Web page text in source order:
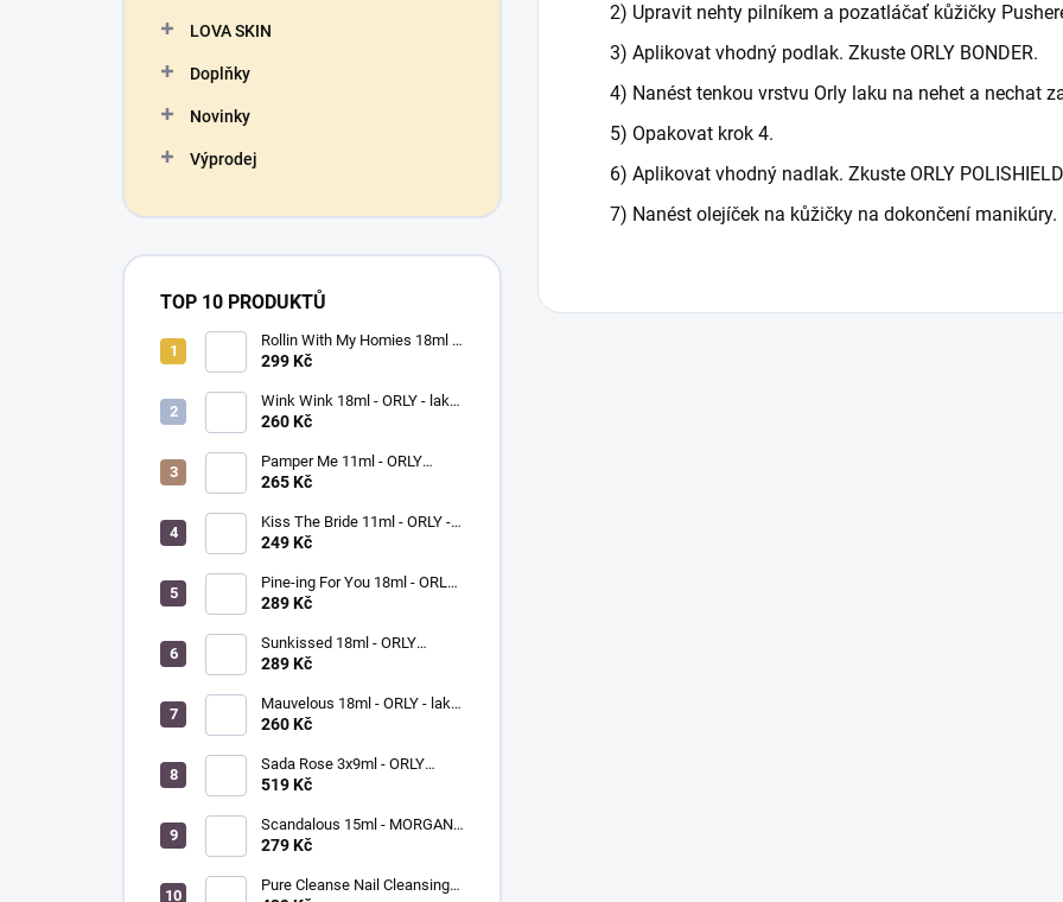
LOVA SKIN
Doplňky
Novinky
Výprodej
TOP 10 PRODUKTŮ
Rollin With My Homies 18ml -
ORLY - lak na nehty
299 Kč
Wink Wink 18ml - ORLY - lak
na nehty
260 Kč
Pamper Me 11ml - ORLY
BREATHABLE - ošetřující lak
265 Kč
Kiss The Bride 11ml - ORLY -
lak na nehty
249 Kč
Pine-ing For You 18ml - ORLY
BREATHABLE - ošetřující
289 Kč
Sunkissed 18ml - ORLY
BREATHABLE - ošetřující
289 Kč
Mauvelous 18ml - ORLY - lak
na nehty
260 Kč
Sada Rose 3x9ml - ORLY
FRENCH MANICURE - sada
519 Kč
Scandalous 15ml - MORGAN
TAYLOR - lak na nehty
279 Kč
Pure Cleanse Nail Cleansing
2) Upravit nehty pilníkem a pozatláčať kůžičky
3) Aplikovat vhodný podlak. Zkuste ORLY BONDER.
4) Nanést tenkou vrstvu Orly laku na nehet a nechat
5) Opakovat krok 4.
6) Aplikovat vhodný nadlak. Zkuste ORLY
7) Nanést olejíček na kůžičky na dokončení manikúry.